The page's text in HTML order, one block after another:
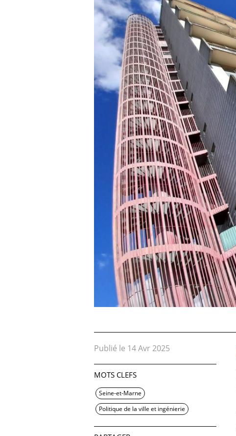
Publié le 14 Avr 2025
MOTS CLEFS
Seine-et-Marne
Politique de la ville et ingénierie